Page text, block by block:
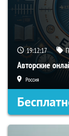
19:12:16
Авторские
Россия